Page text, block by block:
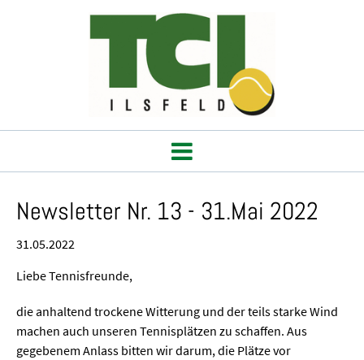
Newsletter Nr. 13 - 31.Mai 2022
31.05.2022
Liebe Tennisfreunde,
die anhaltend trockene Witterung und der teils starke Wind
machen auch unseren Tennisplätzen zu schaffen. Aus
gegebenem Anlass bitten wir darum, die Plätze vor